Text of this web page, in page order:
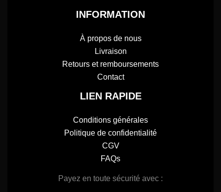
INFORMATION
À propos de nous
Livraison
Retours et remboursements
Contact
LIEN RAPIDE
Conditions générales
Politique de confidentialité
CGV
FAQs
Payez en toute sécurité avec :